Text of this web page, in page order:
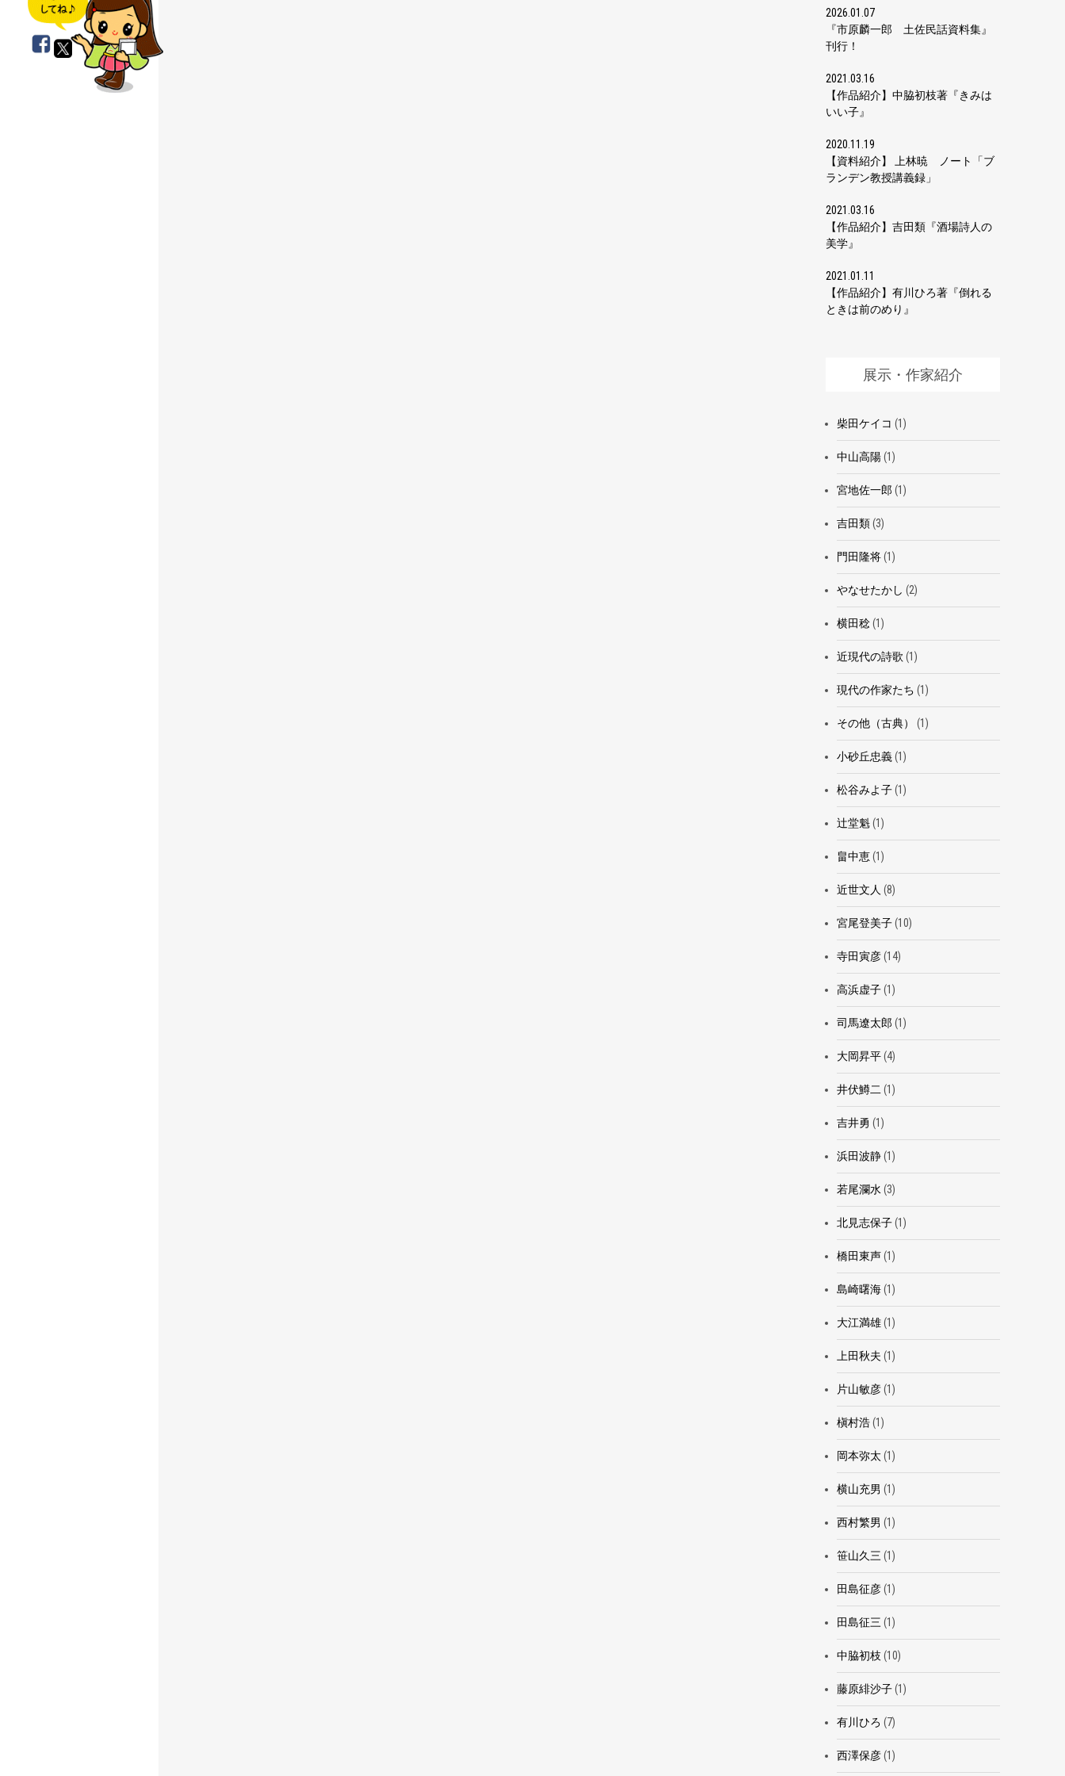
2026.01.07
『市原麟一郎 土佐民話資料集』
刊行！
2021.03.16
【作品紹介】中脇初枝著『きみは
いい子』
2020.11.19
【資料紹介】 上林暁 ノート「ブ
ランデン教授講義録」
2021.03.16
【作品紹介】吉田類『酒場詩人の
美学』
2021.01.11
【作品紹介】有川ひろ著『倒れる
ときは前のめり』
展示・作家紹介
柴田ケイコ (1)
中山高陽(1)
宮地佐一郎 (1)
吉田類(3)
門田隆将(1)
やなせたかし (2)
横田稔(1)
近現代の詩歌 (1)
現代の作家たち (1)
その他（古典） (1)
小砂丘忠義(1)
松谷みよ子(1)
辻堂魁(1)
畠中恵(1)
近世文人 (8)
宮尾登美子(10)
寺田寅彦(14)
高浜虚子(1)
司馬遼太郎 (1)
大岡昇平(4)
井伏鱒二 (1)
吉井勇 (1)
浜田波静(1)
若尾瀾水 (3)
北見志保子(1)
橋田東声(1)
島崎曙海(1)
大江満雄(1)
上田秋夫 (1)
片山敏彦(1)
槇村浩(1)
岡本弥太 (1)
横山充男 (1)
西村繁男 (1)
笹山久三 (1)
田島征彦(1)
田島征三 (1)
中脇初枝 (10)
藤原緋沙子(1)
有川ひろ (7)
西澤保彦(1)